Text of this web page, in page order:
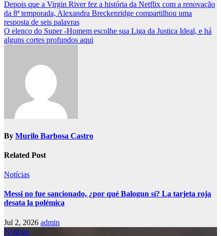
Post
navigation
Depois que a Virgin River fez a história da Netflix com a renovação
da 8ª temporada, Alexandra Breckenridge compartilhou uma
resposta de seis palavras
O elenco do Super -Homem escolhe sua Liga da Justiça Ideal, e há
alguns cortes profundos aqui
By Murilo Barbosa Castro
Related Post
Notícias
Messi no fue sancionado, ¿por qué Balogun sí? La tarjeta roja
desata la polémica
Jul 2, 2026 admin
Notícias